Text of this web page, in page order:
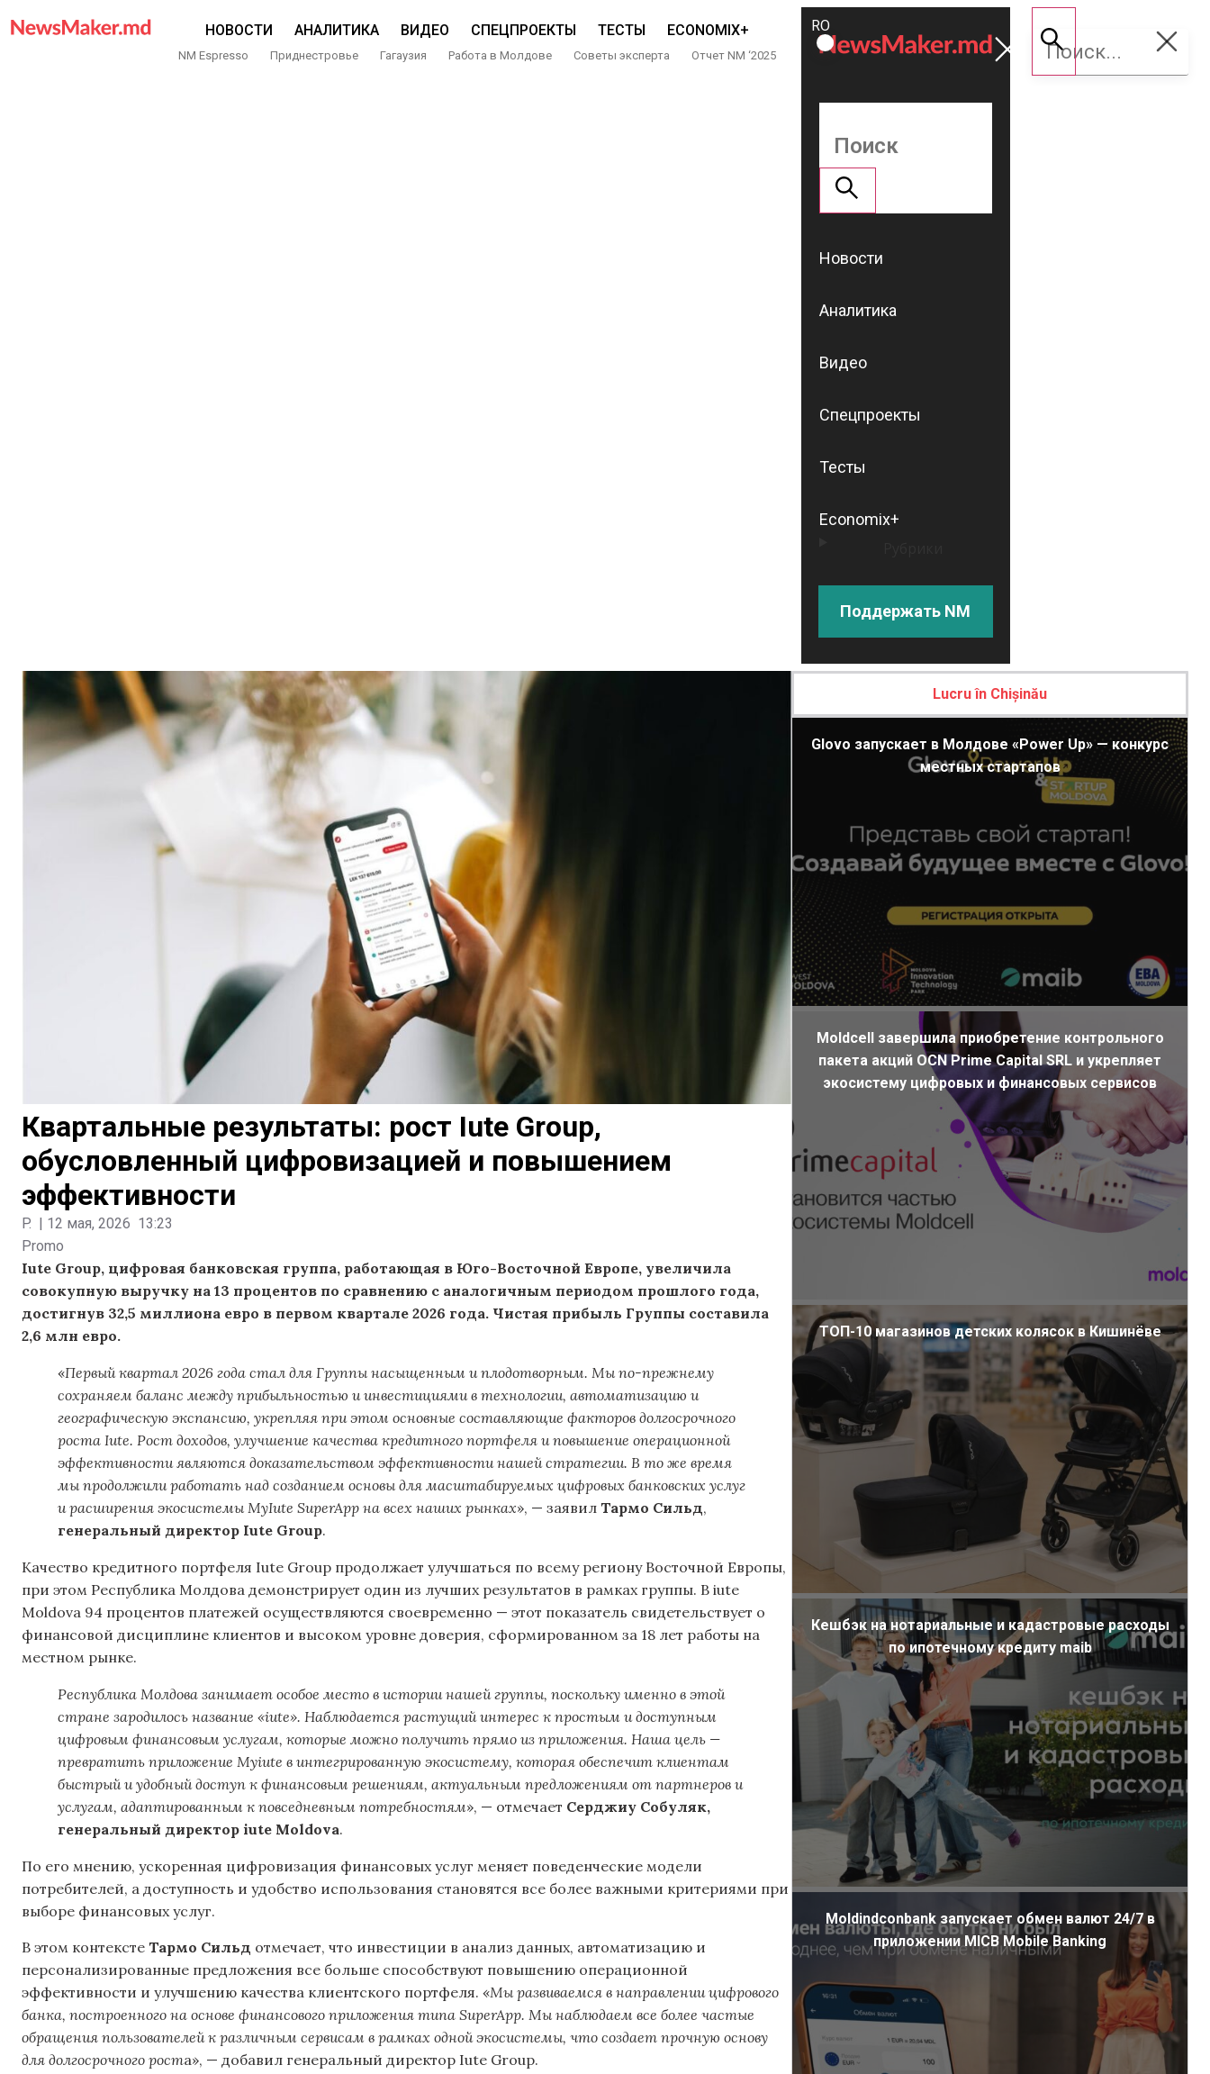
НОВОСТИ АНАЛИТИКА ВИДЕО СПЕЦПРОЕКТЫ ТЕСТЫ ECONOMIX+
NM Espresso Приднестровье Гагаузия Работа в Молдове Советы эксперта Отчет NM ‘2025
ROMÂNĂ
RU
Поддержать
NM
Новости
Аналитика
Видео
Спецпроекты
Тесты
Economix+
Поддержать NM
Квартальные результаты: рост Iute Group,
обусловленный цифровизацией и повышением
эффективности
P. | 12 мая, 2026 13:23
Promo
Iute Group, цифровая банковская группа, работающая в Юго-Восточной Европе, увеличила
совокупную выручку на 13 процентов по сравнению с аналогичным периодом прошлого года,
достигнув 32,5 миллиона евро в первом квартале 2026 года. Чистая прибыль Группы составила
2,6 млн евро.
«Первый квартал 2026 года стал для Группы насыщенным и плодотворным. Мы по-прежнему
сохраняем баланс между прибыльностью и инвестициями в технологии, автоматизацию и
географическую экспансию, укрепляя при этом основные составляющие факторов долгосрочного
роста Iute. Рост доходов, улучшение качества кредитного портфеля и повышение операционной
эффективности являются доказательством эффективности нашей стратегии. В то же время
мы продолжили работать над созданием основы для масштабируемых цифровых банковских услуг
и расширения экосистемы MyIute SuperApp на всех наших рынках», — заявил Тармо Сильд,
генеральный директор Iute Group.
Качество кредитного портфеля Iute Group продолжает улучшаться по всему региону Восточной Европы,
при этом Республика Молдова демонстрирует один из лучших результатов в рамках группы. В iute
Moldova 94 процентов платежей осуществляются своевременно — этот показатель свидетельствует о
финансовой дисциплине клиентов и высоком уровне доверия, сформированном за 18 лет работы на
местном рынке.
Республика Молдова занимает особое место в истории нашей группы, поскольку именно в этой
стране зародилось название «iute». Наблюдается растущий интерес к простым и доступным
цифровым финансовым услугам, которые можно получить прямо из приложения. Наша цель —
превратить приложение Myiute в интегрированную экосистему, которая обеспечит клиентам
быстрый и удобный доступ к финансовым решениям, актуальным предложениям от партнеров и
услугам, адаптированным к повседневным потребностям», — отмечает Серджиу Собуляк,
генеральный директор iute Moldova.
По его мнению, ускоренная цифровизация финансовых услуг меняет поведенческие модели
потребителей, а доступность и удобство использования становятся все более важными критериями при
выборе финансовых услуг.
В этом контексте Тармо Сильд отмечает, что инвестиции в анализ данных, автоматизацию и
персонализированные предложения все больше способствуют повышению операционной
эффективности и улучшению качества клиентского портфеля. «Мы развиваемся в направлении цифрового
банка, построенного на основе финансового приложения типа SuperApp. Мы наблюдаем все более частые
обращения пользователей к различным сервисам в рамках одной экосистемы, что создает прочную основу
для долгосрочного роста», — добавил генеральный директор Iute Group.
Lucru în Chișinău
Glovo запускает в Молдове «Power Up» — конкурс
местных стартапов
Moldcell завершила приобретение контрольного
пакета акций OCN Prime Capital SRL и укрепляет
экосистему цифровых и финансовых сервисов
ТОП-10 магазинов детских колясок в Кишинёве
Кешбэк на нотариальные и кадастровые расходы
по ипотечному кредиту maib
Moldindconbank запускает обмен валют 24/7 в
приложении MICB Mobile Banking